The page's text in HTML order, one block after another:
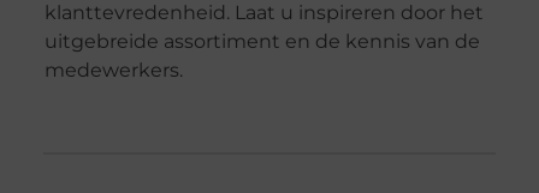
klanttevredenheid. Laat u inspireren door het
uitgebreide assortiment en de kennis van de
medewerkers.